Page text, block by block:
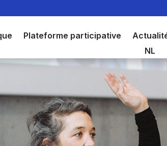
Plateforme participative
NL